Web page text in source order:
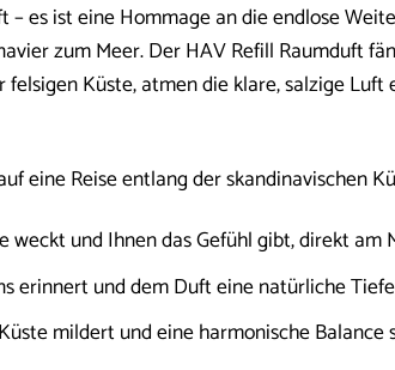
es ist eine Hommage an die endlose
zum Meer. Der HAV Refill Raumduft
Küste, atmen die klare, salzige Luft
eine Reise entlang der skandinavischen
weckt und Ihnen das Gefühl gibt, direkt am
erinnert und dem Duft eine natürliche
mildert und eine harmonische Balance